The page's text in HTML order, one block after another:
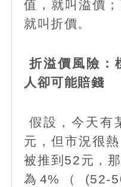
值，就叫溢價
就叫折價。
折溢價風險：
人卻可能賠錢
假設，今天有
元，但市況很
被推到 52元，
為 4% （ (52-